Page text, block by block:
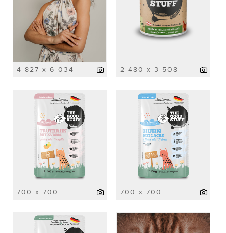
4 827 x 6 034 2 480 x 3 508
700 x 700 700 x 700